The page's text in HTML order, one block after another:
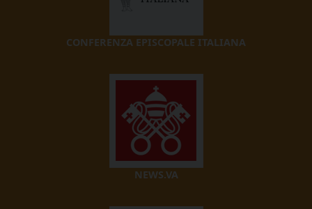
CONFERENZA EPISCOPALE ITALIANA
NEWS.VA